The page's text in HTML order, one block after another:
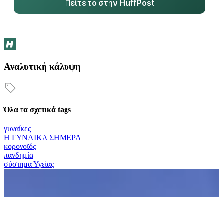
Πείτε το στην HuffPost
Αναλυτική κάλυψη
Όλα τα σχετικά tags
γυναίκες
Η ΓΥΝΑΙΚΑ ΣΗΜΕΡΑ
κορονοϊός
πανδημία
σύστημα Υγείας